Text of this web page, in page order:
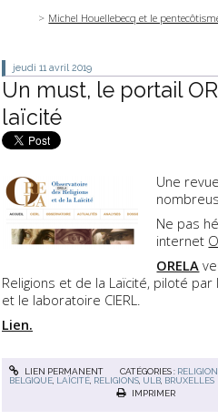
Michel Houellebecq et le
jeudi 11 avril 2019
Un must, le portail
laïcité
Une
Ne pas
internet
ORELA
Religions et de la Laïcité, piloté
et le laboratoire CIERL.
Lien.
LIEN PERMANENT CATÉGORIES :
BELGIQUE LAÏCITÉ RELIGIONS ULB BRUXELLES
IMPRIMER